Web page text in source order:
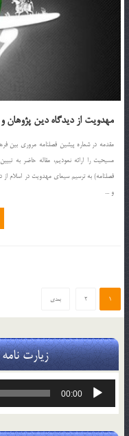
مهدویت از دیدگاه دین پژوهان
مقدمه در شماره پیشین فصلنامه مروری بین
مسیحیت را ارائه نمودیم، مقاله حاضر به
فصلنامه) به ترسیم سیمای مهدویت در اسلام از
و ...
1
2 بعدی
زیارت
پخش‌کننده
00:00